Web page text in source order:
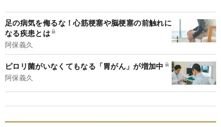
足の病気を侮るな！心筋梗塞や脳梗塞の前触れに
なる疾患とは
阿保義久
ピロリ菌がいなくてもなる「胃がん」が増加中
阿保義久